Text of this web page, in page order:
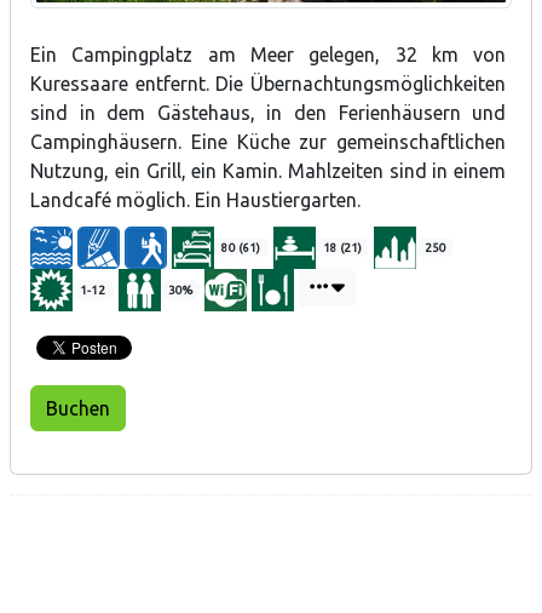
Ein Campingplatz am Meer gelegen, 32 km von
Kuressaare entfernt. Die Übernachtungsmöglichkeiten
sind in dem Gästehaus, in den Ferienhäusern und
Campinghäusern. Eine Küche zur gemeinschaftlichen
Nutzung, ein Grill, ein Kamin. Mahlzeiten sind in einem
Landcafé möglich. Ein Haustiergarten.
80 (61) 18 (21) 250
1-12 30%
Buchen